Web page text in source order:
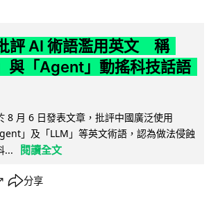
評 AI 術語濫用英文 稱
與「Agent」動搖科技話語
8 月 6 日發表文章，批評中國廣泛使用
」及「LLM」等英文術語，認為做法侵蝕
...
閱讀全文
↗ 分享